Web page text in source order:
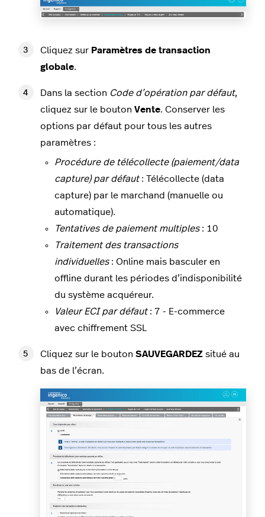
Cliquez sur Paramètres de transaction
globale.
Dans la section Code d’opération par défaut,
cliquez sur le bouton Vente. Conserver les
options par défaut pour tous les autres
paramètres :
Procédure de télécollecte (paiement/data
capture) par défaut: Télécollecte (data
capture) par le marchand (manuelle ou
automatique).
Tentatives de paiement multiples: 10
Traitement des transactions
individuelles: Online mais basculer en
offline durant les périodes d’indisponibilité
du système acquéreur.
Valeur ECI par défaut: 7 - E-commerce
avec chiffrement SSL
Cliquez sur le bouton SAUVEGARDEZ situé au
bas de l’écran.